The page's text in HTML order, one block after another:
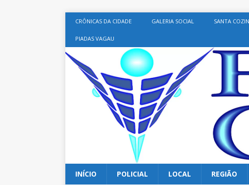
CRÔNICAS DA CIDADE GALERIA SOCIAL SANTA
PIADAS VAGAU
INÍCIO POLICIAL LOCAL REGIÃO